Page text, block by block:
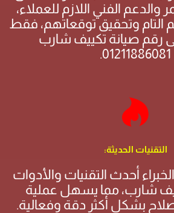
والدعم الفني اللازم للعملاء،
وتحقيق توقعاتهم، فقط
رقم صيانة تكييف شارب
01211886081.
التقنيات الحديثة:
أحدث التقنيات والأدوات
شارب، مما يسهل عملية
بشكل أكثر دقة وفعالية.